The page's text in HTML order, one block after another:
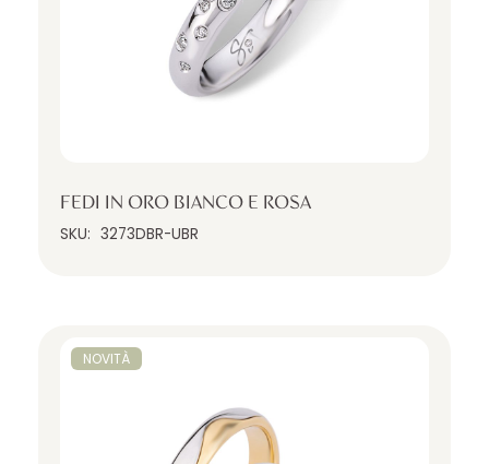
FEDI IN ORO BIANCO E ROSA
SKU: 3273DBR-UBR
NOVITÀ